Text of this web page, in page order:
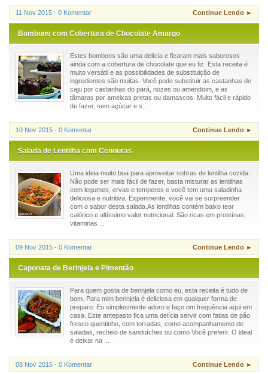
11 Nov 2015 - 0 Komentar Continue Lendo ►
Bombons com Cobertura de Chocolate Amargo
Estes bombons são uma delícia e ficaram mais saborosos
ainda com a cobertura de chocolate que eu fiz. Esta receita é
muito versátil e as possibilidades de substituição de
ingredientes são muitas. Você pode substituir as castanhas de
caju por castanhas do pará, nozes ou amendoim, e as
tâmaras por ameixas pretas ou damascos. Muito fácil e rápido
de fazer, sem açúcar e s...
10 Nov 2015 - 0 Komentar Continue Lendo ►
Salada de Lentilha com Cenouras
Uma ideia muito boa para aproveitar sobras de lentilha cozida.
Não pode ser mais fácil de fazer, basta misturar as lentilhas
com legumes, ervas e temperos e você tem uma saladinha
deliciosa e nutritiva. Experimente, você vai se surpreender
com o sabor desta salada.As lentilhas contém baixo teor
calórico e altíssimo valor nutricional. São ricas em proteínas,
vitaminas ...
09 Nov 2015 - 0 Komentar Continue Lendo ►
Caponata de Berinjela e Pimentão
Para quem gosta de berinjela como eu, esta receita é tudo de
bom. Para mim berinjela é deliciosa em qualquer forma de
preparo. Eu simplesmente adoro e faço om frequência aqui em
casa. Este antepasto fica uma delícia servir com fatias de pão
fresco quentinho, com torradas, como acompanhamento de
saladas, recheio de sanduíches ou como Você preferir. O ideal
é deixar na ...
08 Nov 2015 - 0 Komentar Continue Lendo ►